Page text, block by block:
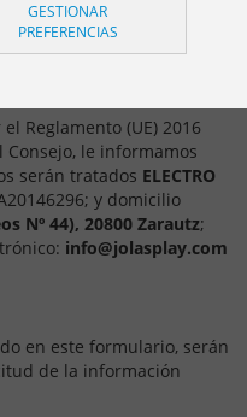
Reglamento (UE) 2016
le informamos
serán tratados ELECTRO
y domicilio
Nº 44), 20800 Zarautz;
info@jolasplay.com
en este formulario, serán
de la información
GESTIONAR
PREFERENCIAS